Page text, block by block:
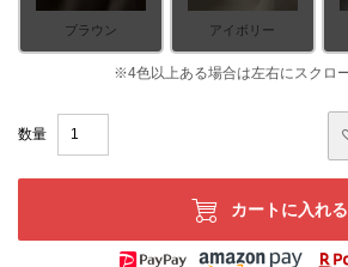
ブラウン アイボリー
カートに入れる